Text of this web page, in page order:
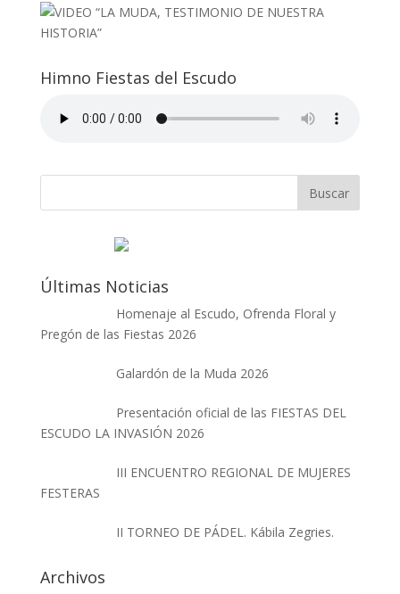
Himno Fiestas del Escudo
Últimas Noticias
Homenaje al Escudo, Ofrenda Floral y
Pregón de las Fiestas 2026
Galardón de la Muda 2026
Presentación oficial de las FIESTAS DEL
ESCUDO LA INVASIÓN 2026
III ENCUENTRO REGIONAL DE MUJERES
FESTERAS
II TORNEO DE PÁDEL. Kábila Zegries.
Archivos